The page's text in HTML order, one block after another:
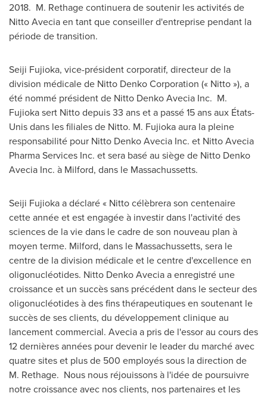
2018. M. Rethage continuera de soutenir les activités de
Nitto Avecia en tant que conseiller d'entreprise pendant la
période de transition.
Seiji Fujioka, vice-président corporatif, directeur de la
division médicale de Nitto Denko Corporation (« Nitto »), a
été nommé président de Nitto Denko Avecia Inc. M.
Fujioka sert Nitto depuis 33 ans et a passé 15 ans aux États-
Unis dans les filiales de Nitto. M. Fujioka aura la pleine
responsabilité pour Nitto Denko Avecia Inc. et Nitto Avecia
Pharma Services Inc. et sera basé au siège de Nitto Denko
Avecia Inc. à Milford, dans le Massachussetts.
Seiji Fujiokaa déclaré « Nitto célèbrera son centenaire
cette année et est engagée à investir dans l'activité des
sciences de la vie dans le cadre de son nouveau plan à
moyen terme. Milford, dans le Massachussetts, sera le
centre de la division médicale et le centre d'excellence en
oligonucléotides. Nitto Denko Avecia a enregistré une
croissance et un succès sans précédent dans le secteur des
oligonucléotides à des fins thérapeutiques en soutenant le
succès de ses clients, du développement clinique au
lancement commercial. Avecia a pris de l'essor au cours des
12 dernières années pour devenir le leader du marché avec
quatre sites et plus de 500 employés sous la direction de
M. Rethage. Nous nous réjouissons à l'idée de poursuivre
notre croissance avec nos clients, nos partenaires et les